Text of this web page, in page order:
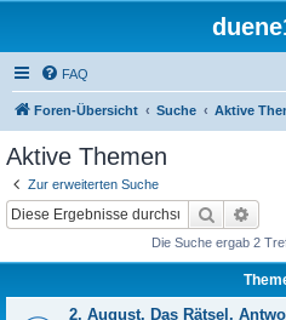
FAQ
Foren-Übersicht Suche Aktive
Aktive Themen
Zur erweiterten Suche
Suche
Die Suche ergab 2
2. August. Das Rätsel.